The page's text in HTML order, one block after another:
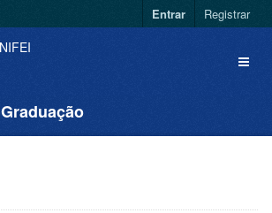
Entrar Registrar
Graduação